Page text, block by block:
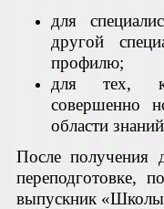
для
другой
профилю;
для тех,
совершенно
области
После получения
переподготовке,
выпускник «Школы